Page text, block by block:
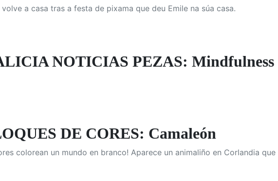
a casa tras a festa de pixama que deu Emile na súa casa.
NOTICIAS PEZAS: Mindfulness
DE CORES: Camaleón
colorean un mundo en branco! Aparece un animaliño en Corlandia